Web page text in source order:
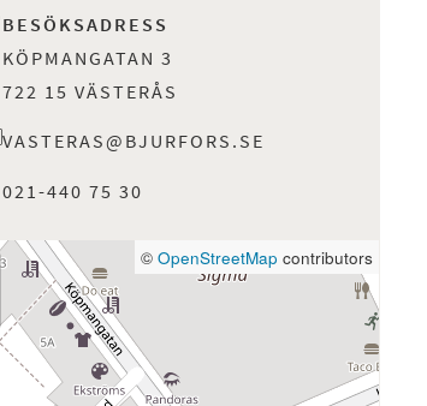
BESÖKSADRESS
KÖPMANGATAN 3
722 15 VÄSTERÅS
VASTERAS@BJURFORS.SE
021-440 75 30
© OpenStreetMap contributors